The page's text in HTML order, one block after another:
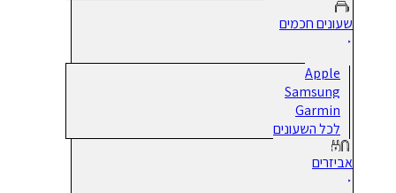
שעונים חכמים
Apple
Samsung
Garmin
לכל השעונים
אביזרים